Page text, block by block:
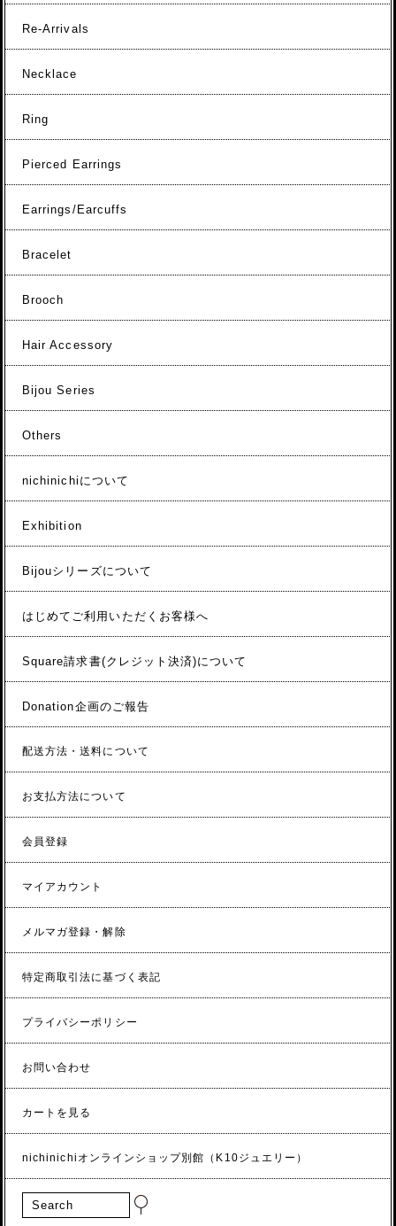
Re-Arrivals
Necklace
Ring
Pierced Earrings
Earrings/Earcuffs
Bracelet
Brooch
Hair Accessory
Bijou Series
Others
nichinichiについて
Exhibition
Bijouシリーズについて
はじめてご利用いただくお客様へ
Square請求書(クレジット決済)について
Donation企画のご報告
配送方法・送料について
お支払方法について
会員登録
マイアカウント
メルマガ登録・解除
特定商取引法に基づく表記
プライバシーポリシー
お問い合わせ
カートを見る
nichinichiオンラインショップ別館（K10ジュエリー）